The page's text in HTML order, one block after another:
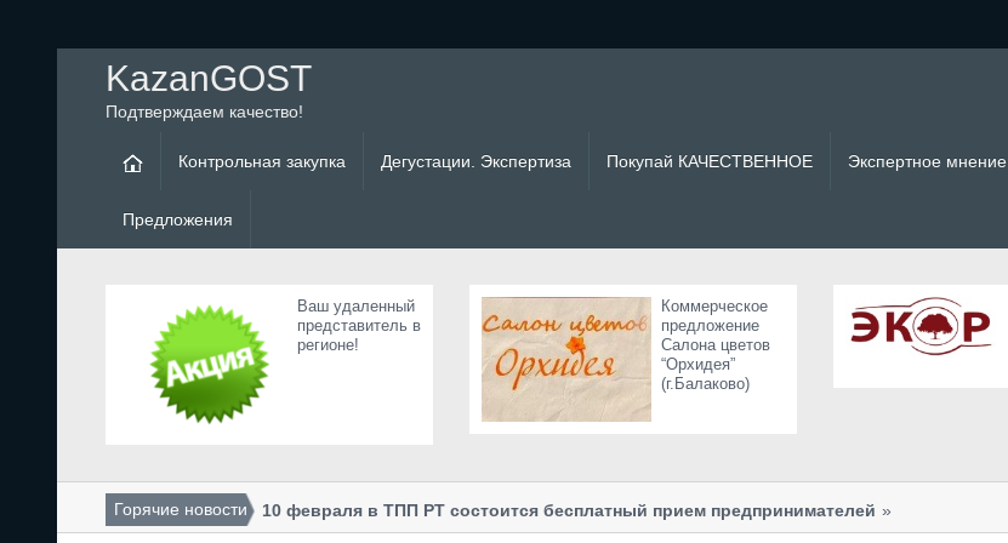
KazanGOST
Подтверждаем качество!
Контрольная закупка Дегустации. Экспертиза Покупай КАЧЕСТВЕННОЕ Экспертное мнение
Предложения
Ваш удаленный
представитель в
регионе!
Коммерческое
предложение
Салона цветов
“Орхидея”
(г.Балаково)
Горячие новости
10 февраля в ТПП РТ состоится бесплатный прием предпринимателей